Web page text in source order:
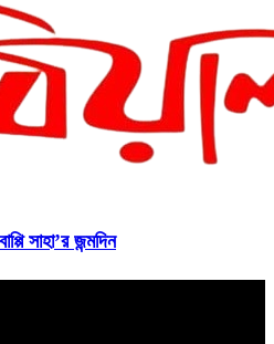
সাহা’র জন্মদিন